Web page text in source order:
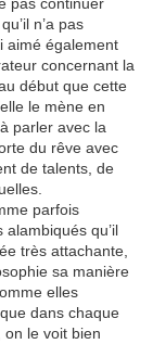
n’a pas
aimé également
concernant la
début que cette
le mène en
parler avec la
du rêve avec
de talents, de
parfois
qu’il
très attachante,
sa manière
elles
dans chaque
on le voit bien